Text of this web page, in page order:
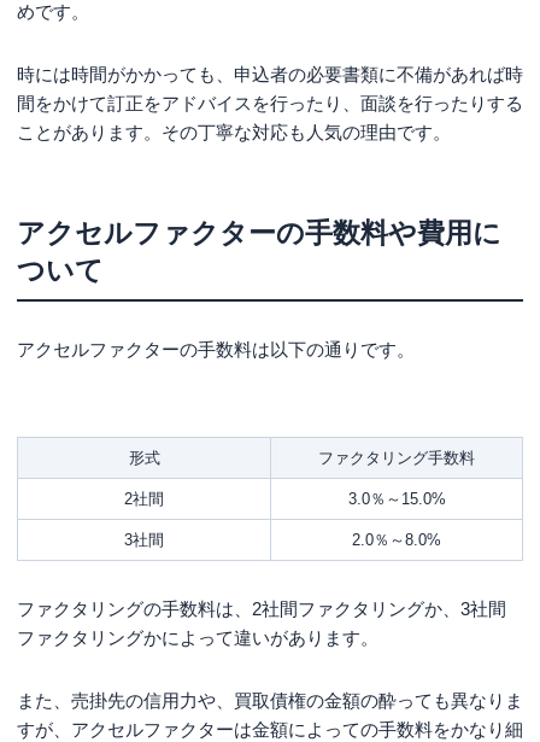
めです。
時には時間がかかっても、申込者の必要書類に不備があれば時
間をかけて訂正をアドバイスを行ったり、面談を行ったりする
ことがあります。その丁寧な対応も人気の理由です。
アクセルファクターの手数料や費用に
ついて
アクセルファクターの手数料は以下の通りです。
形式 ファクタリング手数料
2社間 3.0％～15.0%
3社間 2.0％～8.0%
ファクタリングの手数料は、2社間ファクタリングか、3社間
ファクタリングかによって違いがあります。
また、売掛先の信用力や、買取債権の金額の酔っても異なりま
すが、アクセルファクターは金額によっての手数料をかなり細